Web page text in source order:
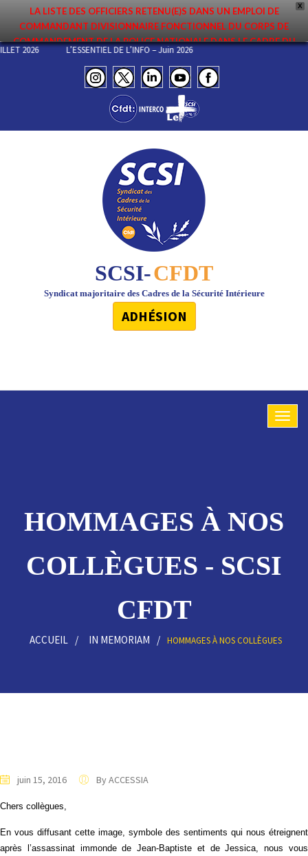
X
LA LISTE DES OFFICIERS RETENU(E)S DANS UN EMPLOI DE
COMMANDANT DIVISIONNAIRE FONCTIONNEL DU CORPS DE
COMMANDEMENT DE LA POLICE NATIONALE DANS LE CADRE DU
PREMIER MOUVEMENT 2026 A ÉTÉ DIFFUSÉE. ELLE EST DISPONIBLE EN
PAGES PROTÉGÉES DU SITE. FÉLICITATIONS AUX NOMMÉ(E)S !
2026 L’ESSENTIEL DE L’INFO – Juin 2026
SCSI-CFDT
Syndicat majoritaire des Cadres de la Sécurité Intérieure
ADHÉSION
HOMMAGES À NOS
COLLÈGUES - SCSI
CFDT
ACCUEIL IN MEMORIAM HOMMAGES À NOS COLLÈGUES
juin 15, 2016 By ACCESSIA
Chers collègues,
En vous diffusant cette image, symbole des sentiments qui nous étreignent
après l’assassinat immonde de Jean-Baptiste et de Jessica, nous vous